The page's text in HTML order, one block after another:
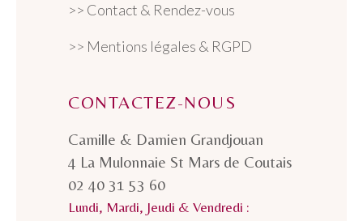
>> Contact & Rendez-vous
>> Mentions légales & RGPD
CONTACTEZ-NOUS
Camille & Damien Grandjouan
4 La Mulonnaie St Mars de Coutais
02 40 31 53 60
Lundi, Mardi, Jeudi & Vendredi :